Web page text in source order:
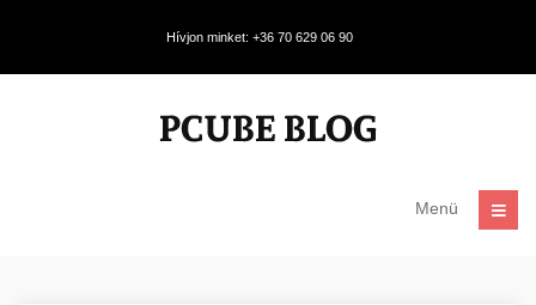
Hívjon minket: +36 70 629 06 90
Menü